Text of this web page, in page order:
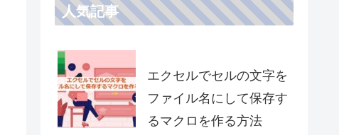
人気記事
エクセルでセルの文字を
ファイル名にして保存す
るマクロを作る方法